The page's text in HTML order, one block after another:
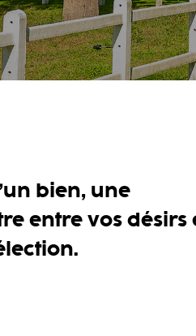
bien, une
entre vos désirs